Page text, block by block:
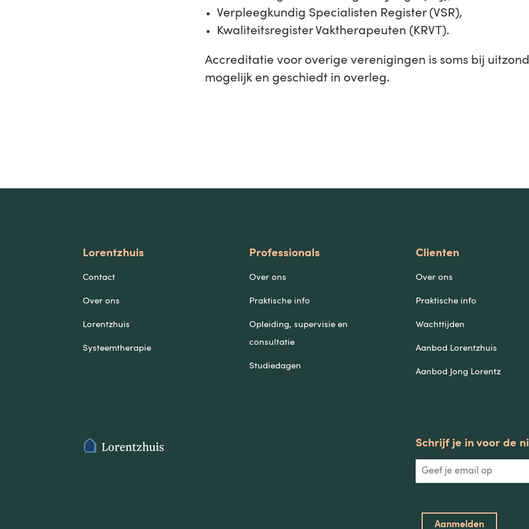
Verpleegkundig Specialisten Register (VSR),
Kwaliteitsregister Vaktherapeuten (KRVT).
Accreditatie voor overige verenigingen is soms bij
mogelijk en geschiedt in overleg.
Lorentzhuis
Contact
Over ons
Lorentzhuis
Systeemtherapie
Professionals
Over ons
Praktische info
Opleiding, supervisie en
consultatie
Studiedagen
Clienten
Over ons
Praktische info
Wachttijden
Aanbod Lorentzhuis
Aanbod Jong Lorentz
Schrijf je in voor de